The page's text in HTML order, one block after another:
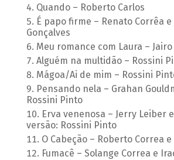
Quando – Roberto Carlos
É papo firme – Renato Corrêa
Gonçalves
Meu romance com Laura –
Alguém na multidão – Rossini
Mágoa/Ai de mim – Rossini
Pensando nela – Grahan
Rossini Pinto
Erva venenosa – Jerry Leiber
versão: Rossini Pinto
O Cabeção – Roberto Correa e
Fumacê – Solange Correa e